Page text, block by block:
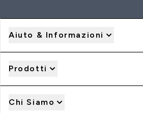
Aiuto & Informazioni
Prodotti
Chi Siamo